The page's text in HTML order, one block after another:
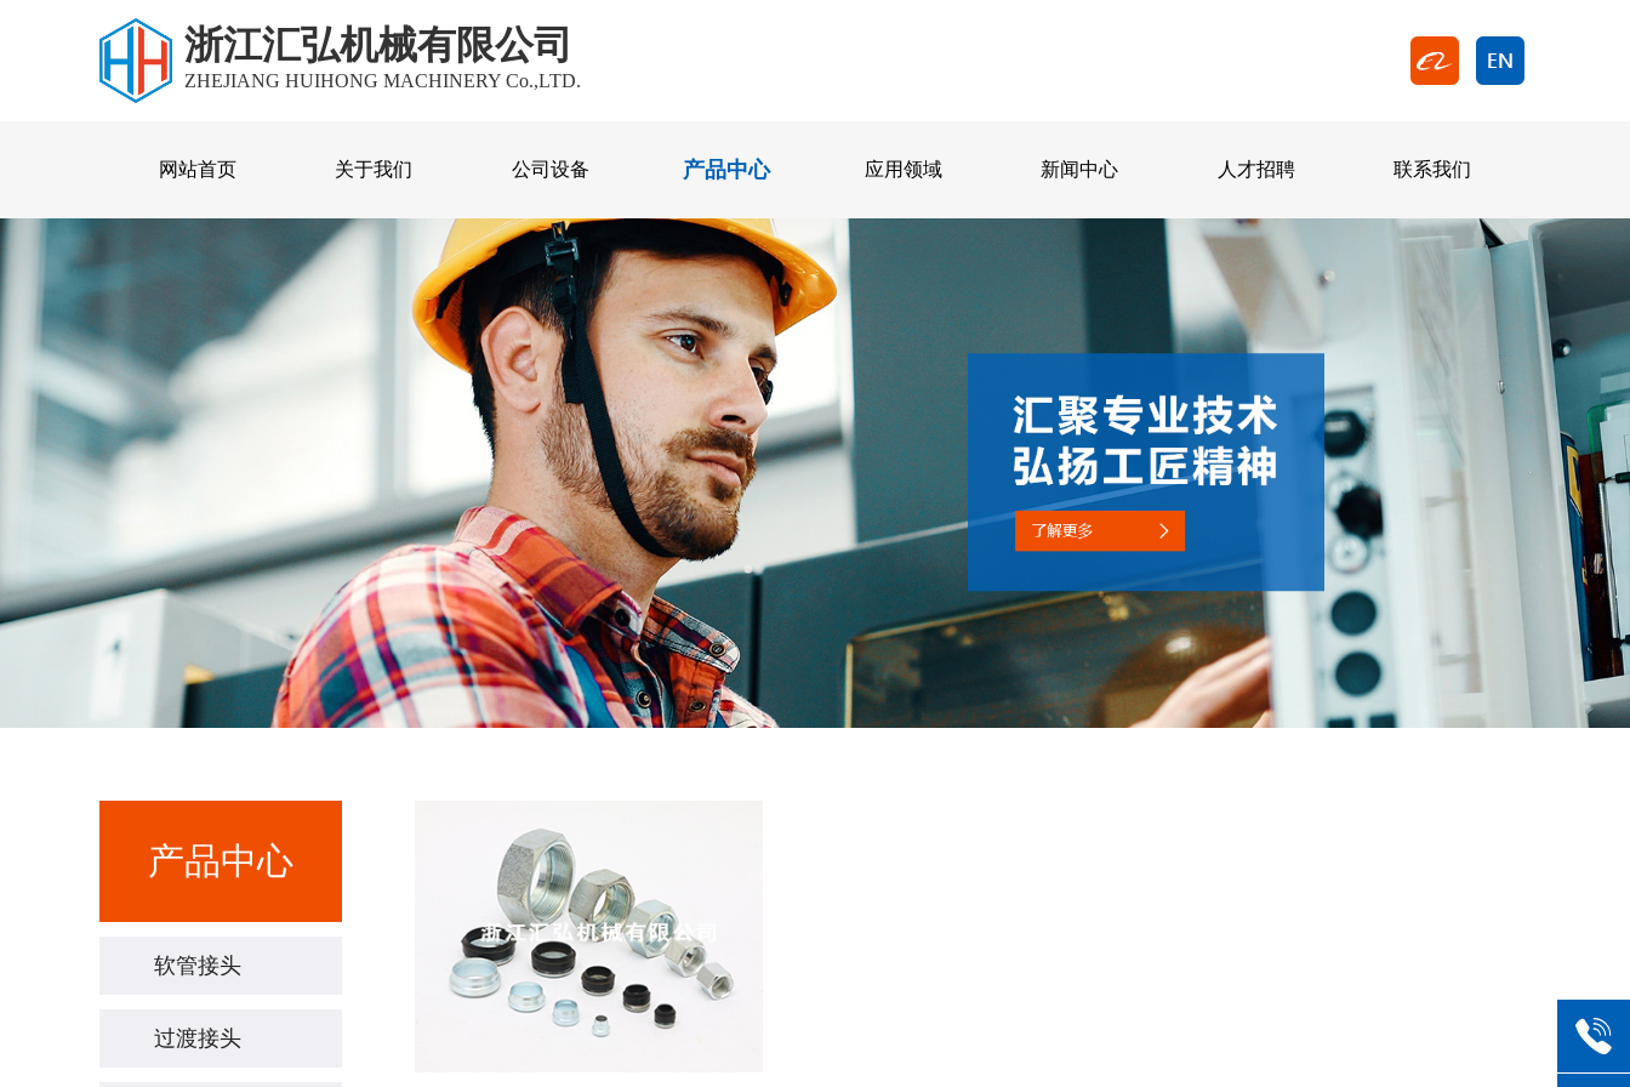
浙江汇弘机械有限公司
ZHEJIANG HUIHONG MACHINERY Co.,LTD.
网站首页 关于我们 公司设备 产品中心 应用领域 新闻中心 人才招聘 联系我们
产品中心
软管接头
过渡接头